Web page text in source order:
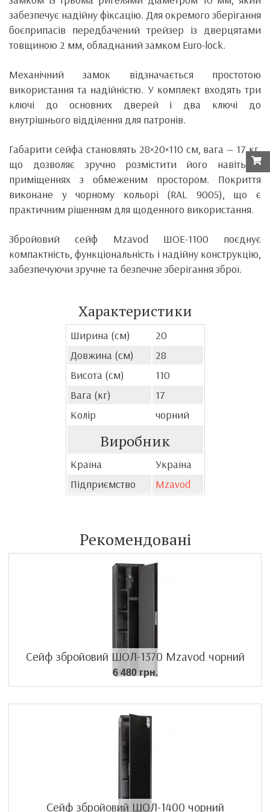
забезпечує надійну фіксацію. Для окремого зберігання
боєприпасів передбачений трейзер із дверцятами
товщиною 2 мм, обладнаний замком Euro-lock.
Механічний замок відзначається простотою
використання та надійністю. У комплект входять три
ключі до основних дверей і два ключі до
внутрішнього відділення для патронів.
Габарити сейфа становлять 28×20×110 см, вага — 17 кг,
що дозволяє зручно розмістити його навіть у
приміщеннях з обмеженим простором. Покриття
виконане у чорному кольорі (RAL 9005), що є
практичним рішенням для щоденного використання.
Збройовий сейф Mzavod ШОЕ-1100 поєднує
компактність, функціональність і надійну конструкцію,
забезпечуючи зручне та безпечне зберігання зброї.
Характеристики
Ширина (см)
20
Довжина (см)
28
Висота (см)
110
Вага (кг)
17
Колір
чорний
Виробник
Країна
Україна
Підприємство
Mzavod
Рекомендовані
Сейф збройовий ШОЛ-1370 Mzavod чорний
6 480 грн.
Сейф збройовий ШОЛ-1400 чорний